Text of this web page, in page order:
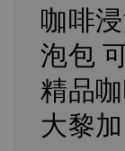
咖啡
泡包
精品
大黎